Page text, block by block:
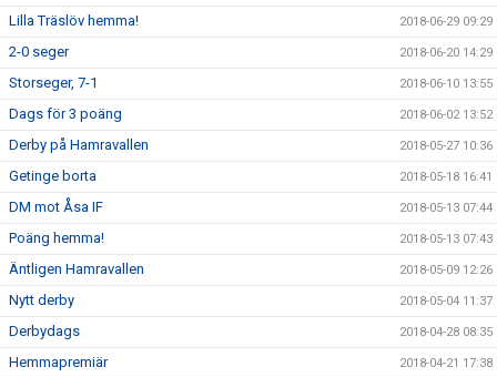
Lilla Träslöv hemma! 2018-06-29 09:29
2-0 seger 2018-06-20 14:29
Storseger, 7-1 2018-06-10 13:55
Dags för 3 poäng 2018-06-02 13:52
Derby på Hamravallen 2018-05-27 10:36
Getinge borta 2018-05-18 16:41
DM mot Åsa IF 2018-05-13 07:44
Poäng hemma! 2018-05-13 07:43
Äntligen Hamravallen 2018-05-09 12:26
Nytt derby 2018-05-04 11:37
Derbydags 2018-04-28 08:35
Hemmapremiär 2018-04-21 17:38